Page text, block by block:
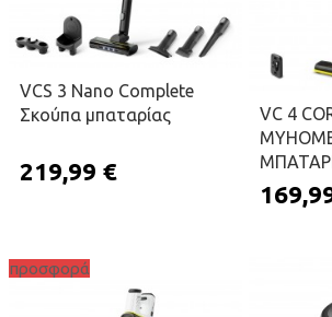
VCS 3 Nano Complete
Σκούπα μπαταρίας
219,99 €
ΠΡΟΣΘΉΚΗ ΣΤΟ ΚΑΛΆΘΙ
VC 4
προσφορά